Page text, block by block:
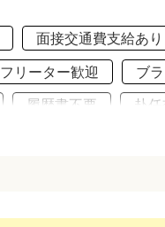
面接交通費支給あり
フリーター歓迎
ブ
履歴書不要
赴